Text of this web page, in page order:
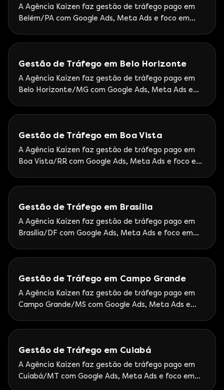
A Agência Kaizen faz gestão de tráfego pago em
Belém/PA com Google Ads, Meta Ads e foco em
otimização semanais.
Gestão de Tráfego em Belo Horizonte
A Agência Kaizen faz gestão de tráfego pago em
Belo Horizonte/MG com Google Ads, Meta Ads e
empresas mineiras que escalam além do mercado
Gestão de Tráfego em Boa Vista
A Agência Kaizen faz gestão de tráfego pago em
Boa Vista/RR com Google Ads, Meta Ads e foco em
leads e ROI.
Gestão de Tráfego em Brasília
A Agência Kaizen faz gestão de tráfego pago em
Brasília/DF com Google Ads, Meta Ads e foco em
organizações com operação no DF.
Gestão de Tráfego em Campo Grande
A Agência Kaizen faz gestão de tráfego pago em
Campo Grande/MS com Google Ads, Meta Ads e
rituais semanais.
Gestão de Tráfego em Cuiabá
A Agência Kaizen faz gestão de tráfego pago em
Cuiabá/MT com Google Ads, Meta Ads e foco em